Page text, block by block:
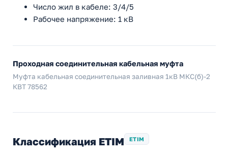
Число жил в кабеле: 3/4/5
Рабочее напряжение: 1 кВ
Проходная соединительная кабельная муфта
Муфта кабельная соединительная заливная 1кВ МКС(б)-2
КВТ 78562
Классификация ETIM ETIM